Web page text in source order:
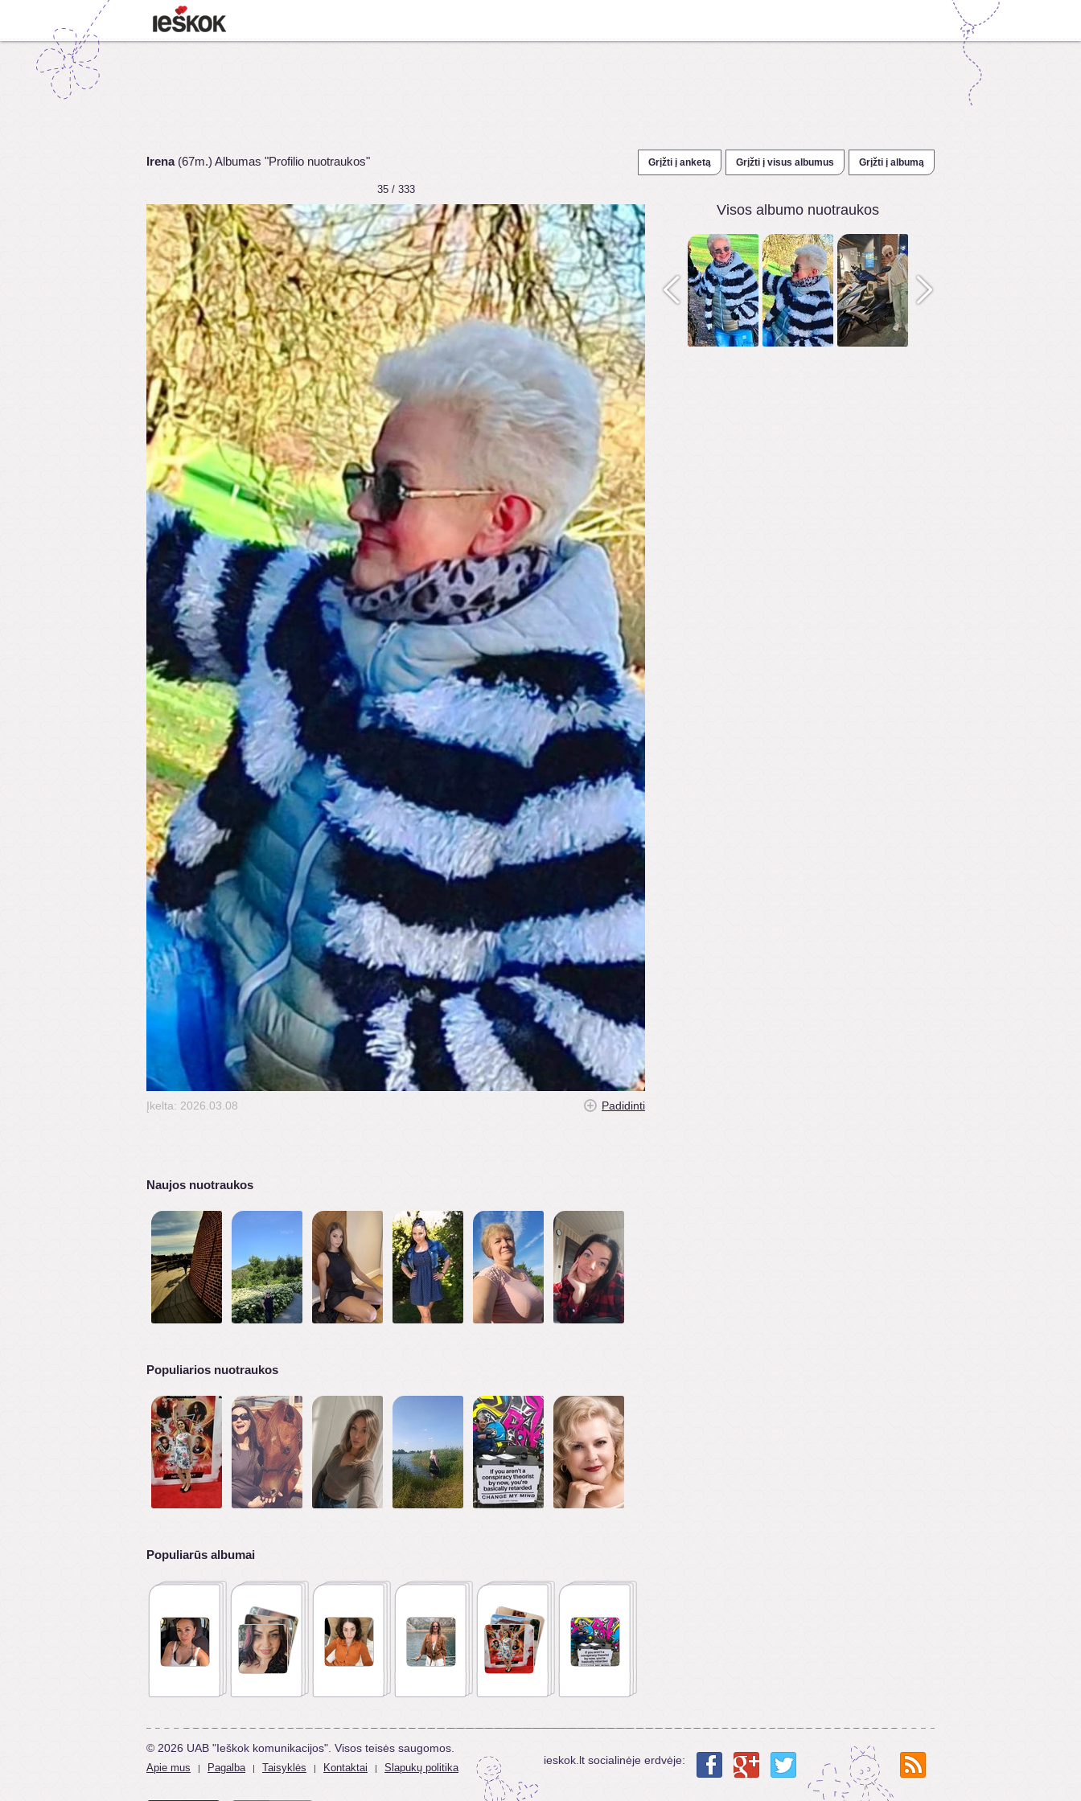
Irena(67m.) Albumas "Profilio nuotraukos" Grįžti į anketą Grįžti į visus albumus Grįžti į albumą
35 / 333
Įkelta: 2026.03.08 Padidinti
Naujos nuotraukos
Populiarios nuotraukos
Populiarūs albumai
Visos albumo nuotraukos
© 2026 UAB "Ieškok komunikacijos". Visos teisės saugomos.
Apie mus | Pagalba | Taisyklės | Kontaktai | Slapukų politika
ieskok.lt socialinėje erdvėje: